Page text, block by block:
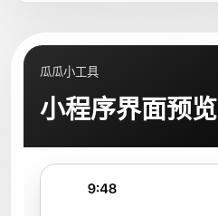
瓜瓜小工具
小程序界面预览